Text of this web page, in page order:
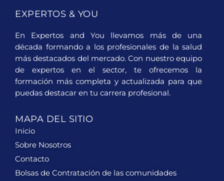
EXPERTOS & YOU
En Expertos and You llevamos más de una
década formando a los profesionales de la salud
más destacados del mercado. Con nuestro equipo
de expertos en el sector, te ofrecemos la
formación más completa y actualizada para que
puedas destacar en tu carrera profesional.
MAPA DEL SITIO
Inicio
Sobre Nosotros
Contacto
Bolsas de Contratación de las comunidades